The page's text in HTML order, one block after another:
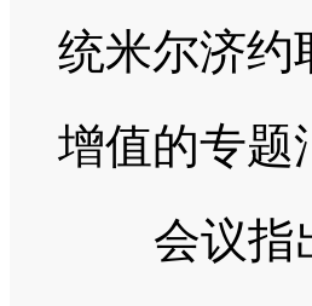
统米尔济约
增值的专题
会议指出